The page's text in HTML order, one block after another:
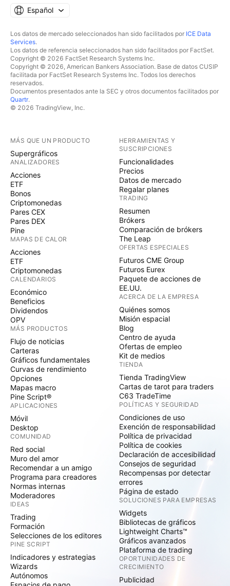
Español
Los datos de mercado seleccionados han sido facilitados por ICE Data
Services.
Los datos de referencia seleccionados han sido facilitados por FactSet.
Copyright © 2026 FactSet Research Systems Inc.
Copyright © 2026, American Bankers Association. Base de datos CUSIP
facilitada por FactSet Research Systems Inc. Todos los derechos
reservados.
Documentos presentados ante la SEC y otros documentos facilitados por
Quartr.
© 2026 TradingView, Inc.
MÁS QUE UN PRODUCTO
Supergráficos
ANALIZADORES
Acciones
ETF
Bonos
Criptomonedas
Pares CEX
Pares DEX
Pine
MAPAS DE CALOR
Acciones
ETF
Criptomonedas
CALENDARIOS
Económico
Beneficios
Dividendos
OPV
MÁS PRODUCTOS
Flujo de noticias
Carteras
Gráficos fundamentales
Curvas de rendimiento
Opciones
Mapas macro
Pine Script®
APLICACIONES
Móvil
Desktop
COMUNIDAD
Red social
Muro del amor
Recomendar a un amigo
Programa para creadores
Normas internas
Moderadores
IDEAS
Trading
Formación
Selecciones de los editores
PINE SCRIPT
Indicadores y estrategias
Wizards
Autónomos
HERRAMIENTAS Y
SUSCRIPCIONES
Funcionalidades
Precios
Datos de mercado
Regalar planes
TRADING
Resumen
Brókers
Comparación de brókers
The Leap
OFERTAS ESPECIALES
Futuros CME Group
Futuros Eurex
Paquete de acciones de
EE.UU.
ACERCA DE LA EMPRESA
Quiénes somos
Misión espacial
Blog
Centro de ayuda
Ofertas de empleo
Kit de medios
TIENDA
Tienda TradingView
Cartas de tarot para traders
C63 TradeTime
POLÍTICAS Y SEGURIDAD
Condiciones de uso
Exención de responsabilidad
Política de privacidad
Política de cookies
Declaración de accesibilidad
Consejos de seguridad
Recompensas por detectar
errores
Página de estado
SOLUCIONES PARA EMPRESAS
Widgets
Bibliotecas de gráficos
Lightweight Charts™
Gráficos avanzados
Plataforma de trading
OPORTUNIDADES DE
CRECIMIENTO
Publicidad